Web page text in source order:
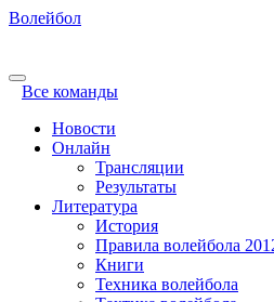
Волейбол
Все команды
Новости
Онлайн
Трансляции
Результаты
Литература
История
Правила волейбола
Книги
Техника волейбола